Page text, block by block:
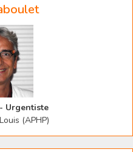
Urgentiste
(APHP)